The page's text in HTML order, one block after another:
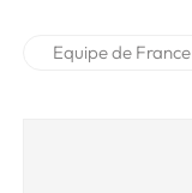
Equipe de France